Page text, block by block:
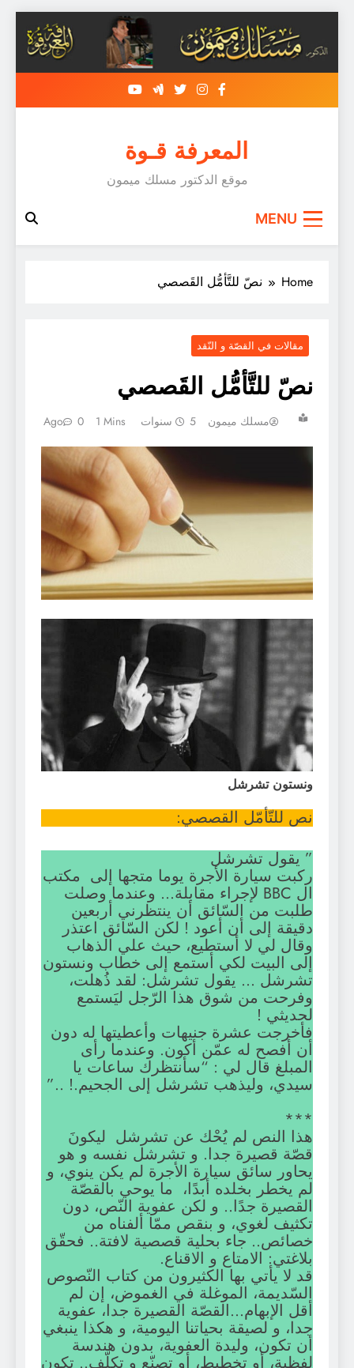
content
المعرفة قـوة
موقع الدكتور مسلك ميمون
MENU
Home نصّ للتَّأمُّل القَصصي
مقالات في القصّة و النّقد
نصّ للتَّأمُّل القَصصي
مسلك ميمون 5 سنوات Ago 0 1 Mins
ونستون تشرشل
نص للتّأمّل القصصي:
” يقول تشرشل
ركبت سيارة الأجرة يوما متجها إلى مكتب
ال BBC لإجراء مقابلة… وعندما وصلت
طلبت من السّائق أن ينتظرني أربعين
دقيقة إلى أن أعود ! لكن السّائق اعتذر
وقال لي لا أستطيع، حيث علي الذهاب
إلى البيت لكي أستمع إلى خطاب ونستون
تشرشل … يقول تشرشل: لقد ذُهلت،
وفرحت من شوق هذا الرّجل ليَستمع
لحديثي !
فأخرجت عشرة جنيهات وأعطيتها له دون
أن أفصح له عمّن أكون. وعندما رأى
المبلغ قال لي : “سأنتظرك ساعات يا
سيدي، وليذهب تشرشل إلى الجحيم.! ..”
***
هذا النص لم يُحْك عن تشرشل ليكونَ
قصّة قصيرة جدا. و تشرشل نفسه و هو
يحاور سائق سيارة الأجرة لم يكن ينوي، و
لم يخطر بخلده أبدًا، ما يوحي بالقصّة
القصيرة جدًا.. و لكن عفوية النّص، دون
تكثيف لغوي، و بنقص ممّا ألفناه من
خصائص.. جاء بحلية قصصية لافتة.. فحقّق
بلاغتي: الامتاع و الاقناع.
قد لا يأتي بها الكثيرون من كتاب النّصوص
السّديمة، الموغلة في الغموض، إن لم
أقل الإبهام…القصّة القصيرة جدا، عفوية
جدا، و لصيقة بحياتنا اليومية، و هكذا ينبغي
أن تكون، وليدة العفوية، بدون هندسة
لفظية، أو تخطيط، أو تصنّع و تكلّف.. تكون